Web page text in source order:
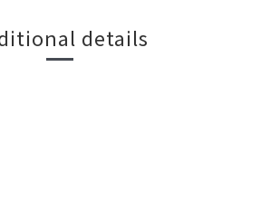
details